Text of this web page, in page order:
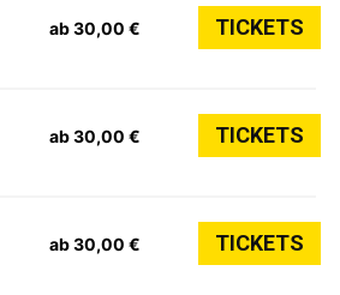
ab 30,00 € TICKETS
ab 30,00 € TICKETS
ab 30,00 € TICKETS